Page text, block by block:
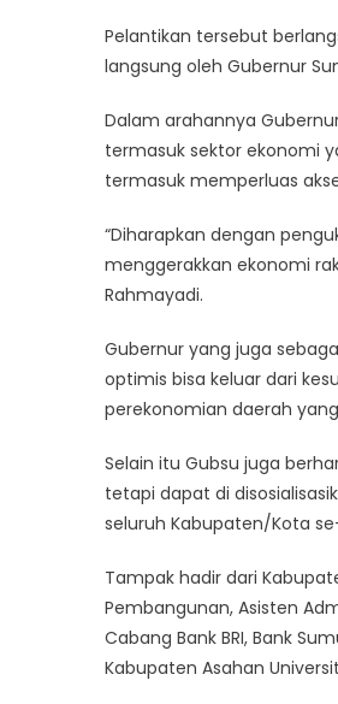
Pelantikan tersebut
langsung oleh Gubernur
Dalam arahannya
termasuk sektor ekonomi
termasuk memperluas
“Diharapkan dengan
menggerakkan ekonomi
Rahmayadi.
Gubernur yang juga
optimis bisa keluar dari
perekonomian daerah
Selain itu Gubsu juga
tetapi dapat di
seluruh Kabupaten/Kota
Tampak hadir dari
Pembangunan, Asisten
Cabang Bank BRI, Bank
Kabupaten Asahan